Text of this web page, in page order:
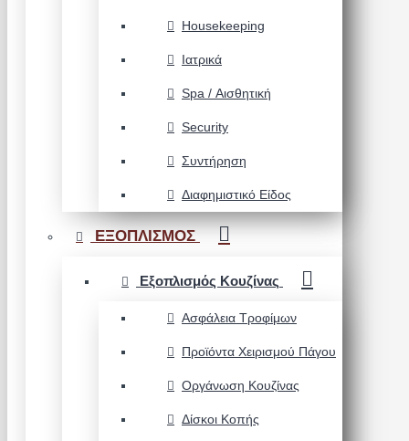
Housekeeping
Ιατρικά
Spa / Αισθητική
Security
Συντήρηση
Διαφημιστικό Είδος
ΕΞΟΠΛΙΣΜΟΣ
Εξοπλισμός Κουζίνας
Ασφάλεια Τροφίμων
Προϊόντα Χειρισμού Πάγου
Οργάνωση Κουζίνας
Δίσκοι Κοπής